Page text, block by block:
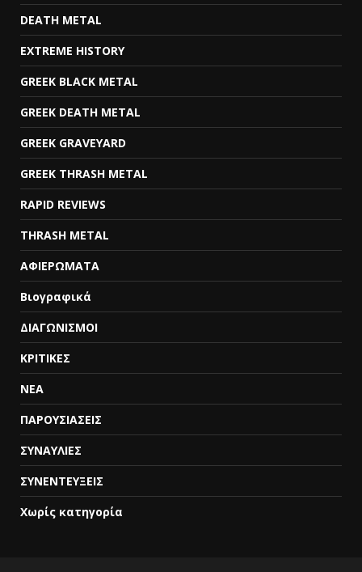
DEATH METAL
EXTREME HISTORY
GREEK BLACK METAL
GREEK DEATH METAL
GREEK GRAVEYARD
GREEK THRASH METAL
RAPID REVIEWS
THRASH METAL
ΑΦΙΕΡΩΜΑΤΑ
Βιογραφικά
ΔΙΑΓΩΝΙΣΜΟΙ
ΚΡΙΤΙΚΕΣ
ΝΕΑ
ΠΑΡΟΥΣΙΑΣΕΙΣ
ΣΥΝΑΥΛΙΕΣ
ΣΥΝΕΝΤΕΥΞΕΙΣ
Χωρίς κατηγορία